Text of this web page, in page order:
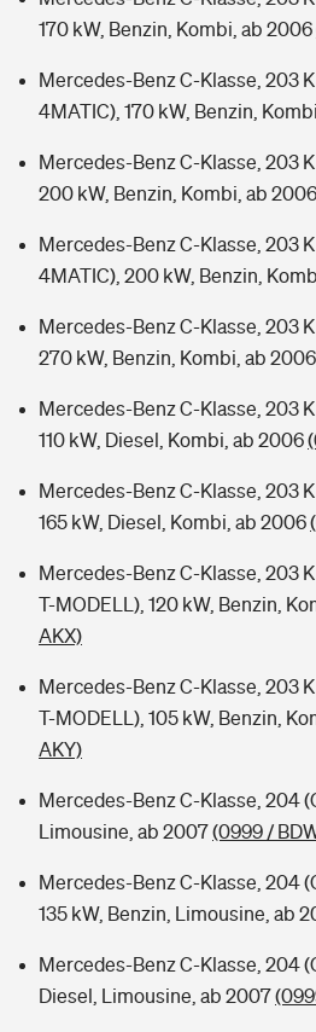
170 kW, Benzin, Kombi, ab 2006
Mercedes-Benz C-Klasse, 203
4MATIC), 170 kW, Benzin,
Mercedes-Benz C-Klasse, 203
200 kW, Benzin, Kombi, ab 2006
Mercedes-Benz C-Klasse, 203 K
4MATIC), 200 kW, Benzin,
Mercedes-Benz C-Klasse, 203
270 kW, Benzin, Kombi, ab 2006
Mercedes-Benz C-Klasse, 203
110 kW, Diesel, Kombi, ab 2006
Mercedes-Benz C-Klasse, 203
165 kW, Diesel, Kombi, ab 2006
Mercedes-Benz C-Klasse, 203
T-MODELL), 120 kW, Benzin,
AKX)
Mercedes-Benz C-Klasse, 203 K
T-MODELL), 105 kW, Benzin,
AKY)
Mercedes-Benz C-Klasse, 204
Limousine, ab 2007(0999 /
Mercedes-Benz C-Klasse, 204
135 kW, Benzin, Limousine, ab
Mercedes-Benz C-Klasse, 204
Diesel, Limousine, ab 2007